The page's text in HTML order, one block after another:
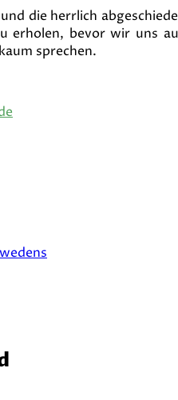
die herrlich
erholen, bevor wir uns
sprechen.